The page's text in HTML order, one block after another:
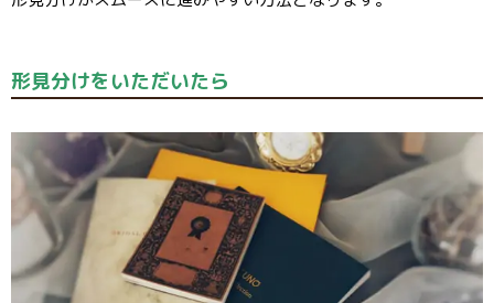
形見分けをいただいたら